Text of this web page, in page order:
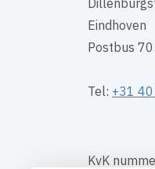
Eindhoven
Postbus
Tel: +31
KvK